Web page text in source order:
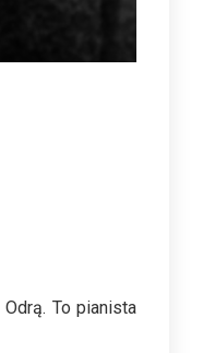
To pianista